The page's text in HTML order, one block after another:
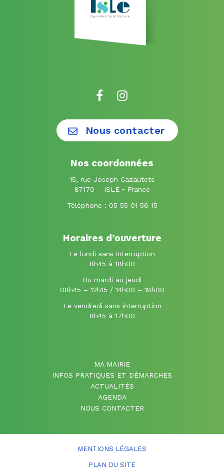
Lien
le
Facebook
le
Instagram
Nous contacter
Nos coordonnées
15, rue Joseph Cazautets
87170 – ISLE • France
Téléphone : 05 55 01 56 15
Horaires d’ouverture
Le lundi sans interruption
8h45 à 18h00
Du mardi au jeudi
08h45 – 12h15 / 14h00 – 18h00
Le vendredi sans interruption
8h45 à 17h00
MA MAIRIE
INFOS PRATIQUES ET DÉMARCHES
ACTUALITÉS
AGENDA
NOUS CONTACTER
MENTIONS LÉGALES
PLAN DU SITE